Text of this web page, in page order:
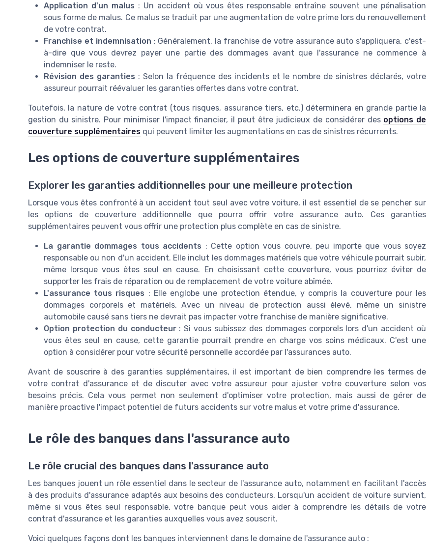
Application d'un malus : Un accident où vous êtes responsable entraîne souvent une pénalisation
sous forme de malus. Ce malus se traduit par une augmentation de votre prime lors du renouvellement
de votre contrat.
Franchise et indemnisation : Généralement, la franchise de votre assurance auto s'appliquera, c'est-
à-dire que vous devrez payer une partie des dommages avant que l'assurance ne commence à
indemniser le reste.
Révision des garanties : Selon la fréquence des incidents et le nombre de sinistres déclarés, votre
assureur pourrait réévaluer les garanties offertes dans votre contrat.
Toutefois, la nature de votre contrat (tous risques, assurance tiers, etc.) déterminera en grande partie la
gestion du sinistre. Pour minimiser l'impact financier, il peut être judicieux de considérer des options de
couverture supplémentaires qui peuvent limiter les augmentations en cas de sinistres récurrents.
Les options de couverture supplémentaires
Explorer les garanties additionnelles pour une meilleure protection
Lorsque vous êtes confronté à un accident tout seul avec votre voiture, il est essentiel de se pencher sur
les options de couverture additionnelle que pourra offrir votre assurance auto. Ces garanties
supplémentaires peuvent vous offrir une protection plus complète en cas de sinistre.
La garantie dommages tous accidents : Cette option vous couvre, peu importe que vous soyez
responsable ou non d'un accident. Elle inclut les dommages matériels que votre véhicule pourrait subir,
même lorsque vous êtes seul en cause. En choisissant cette couverture, vous pourriez éviter de
supporter les frais de réparation ou de remplacement de votre voiture abîmée.
L'assurance tous risques : Elle englobe une protection étendue, y compris la couverture pour les
dommages corporels et matériels. Avec un niveau de protection aussi élevé, même un sinistre
automobile causé sans tiers ne devrait pas impacter votre franchise de manière significative.
Option protection du conducteur: Si vous subissez des dommages corporels lors d'un accident où
vous êtes seul en cause, cette garantie pourrait prendre en charge vos soins médicaux. C'est une
option à considérer pour votre sécurité personnelle accordée par l'assurances auto.
Avant de souscrire à des garanties supplémentaires, il est important de bien comprendre les termes de
votre contrat d'assurance et de discuter avec votre assureur pour ajuster votre couverture selon vos
besoins précis. Cela vous permet non seulement d'optimiser votre protection, mais aussi de gérer de
manière proactive l'impact potentiel de futurs accidents sur votre malus et votre prime d'assurance.
Le rôle des banques dans l'assurance auto
Le rôle crucial des banques dans l'assurance auto
Les banques jouent un rôle essentiel dans le secteur de l'assurance auto, notamment en facilitant l'accès
à des produits d'assurance adaptés aux besoins des conducteurs. Lorsqu'un accident de voiture survient,
même si vous êtes seul responsable, votre banque peut vous aider à comprendre les détails de votre
contrat d'assurance et les garanties auxquelles vous avez souscrit.
Voici quelques façons dont les banques interviennent dans le domaine de l'assurance auto :